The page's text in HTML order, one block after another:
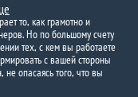
то, как грамотно и
Но по большому счету
тех, с кем вы работаете
с вашей стороны
опасаясь того, что вы